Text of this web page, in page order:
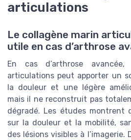
articulations
Le collagène marin
utile en cas d’arthrose
En cas d’arthrose
articulations peut apporter un
la douleur et une légère
mais il ne reconstruit pas
dégradé. Les études montrent
sur la douleur et la mobilité,
des lésions visibles à l’imagerie.